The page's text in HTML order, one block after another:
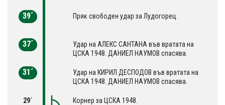
39´ Пряк свободен удар за Лудогорец.
37´
Удар на АЛЕКС САНТАНА във вратата на
ЦСКА 1948. ДАНИЕЛ НАУМОВ спасява.
31´
Удар на КИРИЛ ДЕСПОДОВ във вратата на
ЦСКА 1948. ДАНИЕЛ НАУМОВ спасява.
29´ Корнер за ЦСКА 1948.